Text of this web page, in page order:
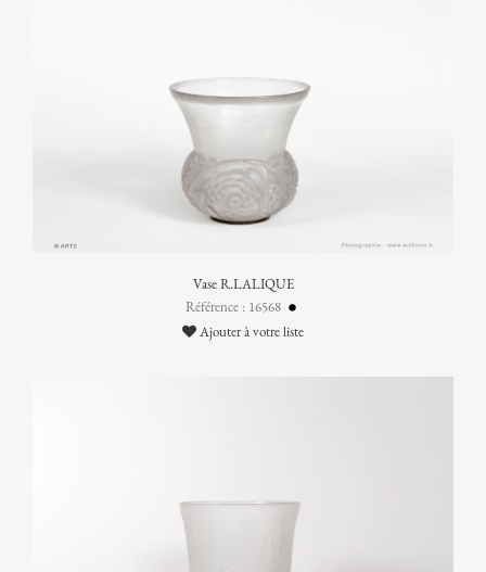
Vase R.LALIQUE
Référence : 16568
Ajouter à votre liste